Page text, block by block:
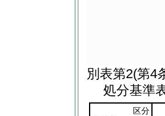
別表第2(第4
処分基準
区分